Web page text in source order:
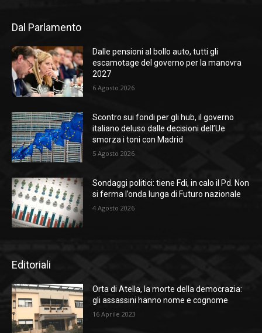
Dal Parlamento
Dalle pensioni al bollo auto, tutti gli
escamotage del governo per la manovra
2027
6 Agosto 2026
Scontro sui fondi per gli hub, il governo
italiano deluso dalle decisioni dell’Ue
smorza i toni con Madrid
5 Agosto 2026
Sondaggi politici: tiene Fdi, in calo il Pd. Non
si ferma l’onda lunga di Futuro nazionale
4 Agosto 2026
Editoriali
Orta di Atella, la morte della democrazia:
gli assassini hanno nome e cognome
16 Aprile 2023